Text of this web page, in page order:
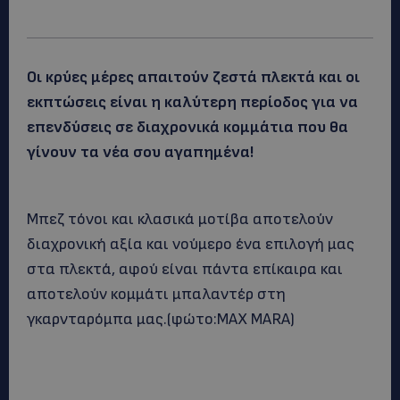
Οι κρύες μέρες απαιτούν ζεστά πλεκτά και οι
εκπτώσεις είναι η καλύτερη περίοδος για να
επενδύσεις σε διαχρονικά κομμάτια που θα
γίνουν τα νέα σου αγαπημένα!
Μπεζ τόνοι και κλασικά μοτίβα αποτελούν
διαχρονική αξία και νούμερο ένα επιλογή μας
στα πλεκτά, αφού είναι πάντα επίκαιρα και
αποτελούν κομμάτι μπαλαντέρ στη
γκαρνταρόμπα μας.(φώτο:MAX MARA)